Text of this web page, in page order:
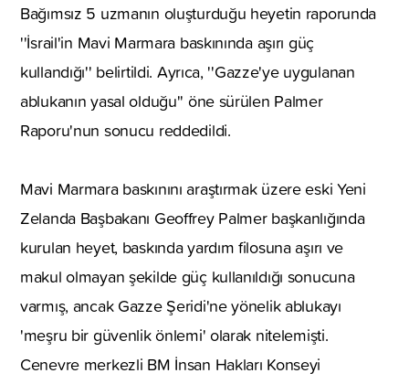
Bağımsız 5 uzmanın oluşturduğu heyetin raporunda
''İsrail'in Mavi Marmara baskınında aşırı güç
kullandığı'' belirtildi. Ayrıca, ''Gazze'ye uygulanan
ablukanın yasal olduğu'' öne sürülen Palmer
Raporu'nun sonucu reddedildi.
Mavi Marmara baskınını araştırmak üzere eski Yeni
Zelanda Başbakanı Geoffrey Palmer başkanlığında
kurulan heyet, baskında yardım filosuna aşırı ve
makul olmayan şekilde güç kullanıldığı sonucuna
varmış, ancak Gazze Şeridi'ne yönelik ablukayı
'meşru bir güvenlik önlemi' olarak nitelemişti.
Cenevre merkezli BM İnsan Hakları Konseyi